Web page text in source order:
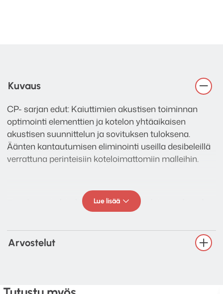
Kuvaus
CP- sarjan edut: Kaiuttimien akustisen toiminnan
optimointi elementtien ja kotelon yhtäaikaisen
akustisen suunnittelun ja sovituksen tuloksena.
Äänten kantautumisen eliminointi useilla desibeleillä
verrattuna perinteisiin koteloimattomiin malleihin.
Englanninkielisen asennusohjeen löydät
Lue lisää
Arvostelut